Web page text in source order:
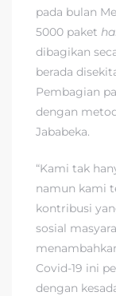
pada bulan
5000 paket
dibagikan
berada
Pembagian
dengan
Jababeka.
“Kami tak
namun kami
kontribusi
sosial
Covid-19 ini
dengan